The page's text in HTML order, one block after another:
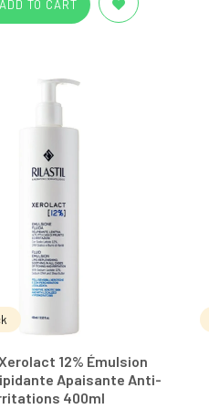
ADD TO CART
12% Émulsion
Apaisante Anti-
400ml